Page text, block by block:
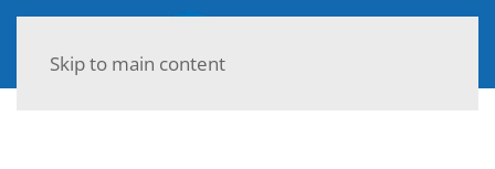
Skip to main content